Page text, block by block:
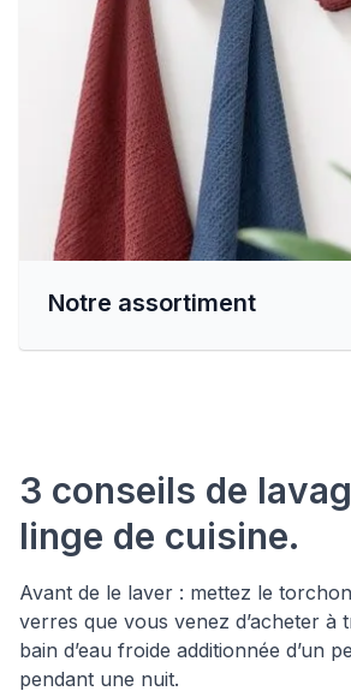
Notre assortiment
3 conseils de
linge de cuisine.
Avant de le laver : mettez le
verres que vous venez d’acheter à
bain d’eau froide additionnée d’un
pendant une nuit.